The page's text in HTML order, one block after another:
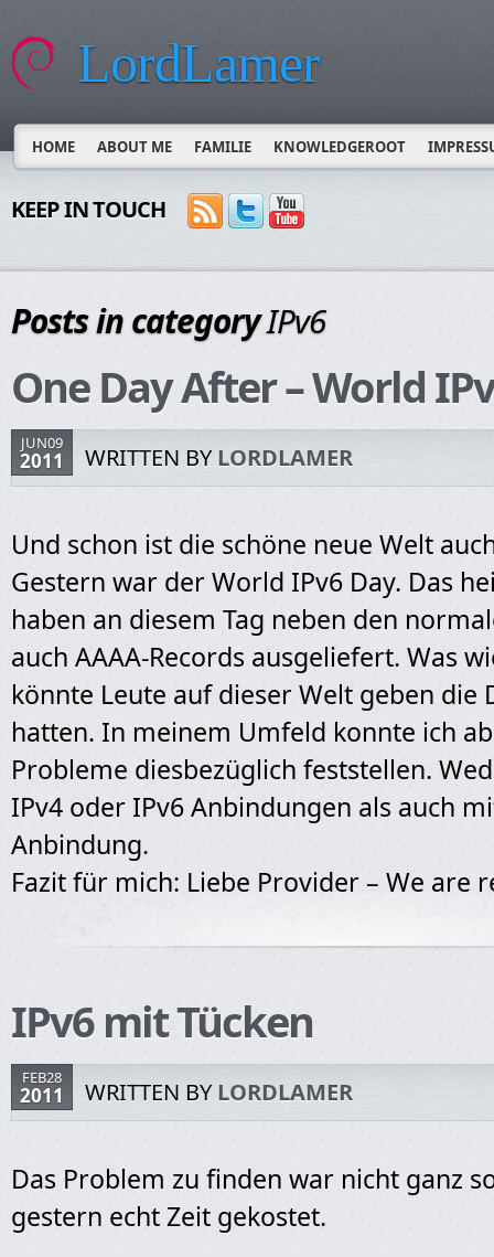
LordLamer
HOME ABOUT ME FAMILIE KNOWLEDGEROOT
KEEP IN TOUCH
Posts in categoryIPv6
One Day After – World
JUN09
2011 WRITTEN BYLORDLAMER
Und schon ist die schöne neue Welt
Gestern war der World IPv6 Day. Das
haben an diesem Tag neben den
auch AAAA-Records ausgeliefert. Was
könnte Leute auf dieser Welt geben die
hatten. In meinem Umfeld konnte ich
Probleme diesbezüglich feststellen.
IPv4 oder IPv6 Anbindungen als auch
Anbindung.
Fazit für mich: Liebe Provider – We are
IPv6 mit Tücken
FEB28
2011 WRITTEN BYLORDLAMER
Das Problem zu finden war nicht ganz
gestern echt Zeit gekostet.